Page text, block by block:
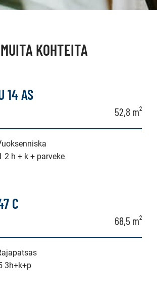
MUITA KOHTEITA
14 AS
52,8 m²
2 h + k + parveke
C
68,5 m²
3h+k+p